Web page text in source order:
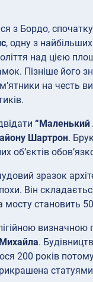
з Бордо, спочатку
, одну з
над цією
Пізніше його
на честь
“Маленький
Шартрон.
об’єктів
зразок
Він
мосту становить
визначною
.
200 років